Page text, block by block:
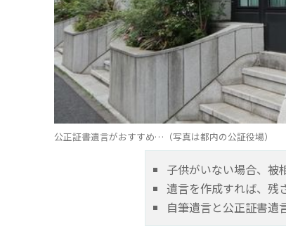
公正証書遺言がおすすめ…（写真は都内の公証役場）
子供がいない場合、被
遺言を作成すれば、残
自筆遺言と公正証書遺